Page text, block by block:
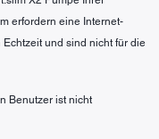
erfordern eine Internet-
und sind nicht für die
Benutzer ist nicht